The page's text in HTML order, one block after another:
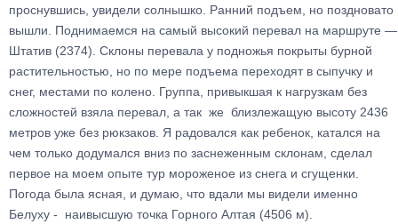
проснувшись, увидели солнышко. Ранний подъем, но поздновато
вышли. Поднимаемся на самый высокий перевал на маршруте —
Штатив (2374). Склоны перевала у подножья покрыты бурной
растительностью, но по мере подъема переходят в сыпучку и
снег, местами по колено. Группа, привыкшая к нагрузкам без
сложностей взяла перевал, а так же близлежащую высоту 2436
метров уже без рюкзаков. Я радовался как ребенок, катался на
чем только додумался вниз по заснеженным склонам, сделал
первое на моем опыте тур мороженое из снега и сгущенки.
Погода была ясная, и думаю, что вдали мы видели именно
Белуху - наивысшую точка Горного Алтая (4506 м).